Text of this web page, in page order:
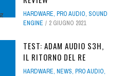
HARDWARE, PRO AUDIO, SOUND
ENGINE
2 GIUGNO 2021
TEST: ADAM AUDIO S3H,
IL RITORNO DEL RE
HARDWARE, NEWS, PRO AUDIO,
Steinberg
Universal Audio
Waves